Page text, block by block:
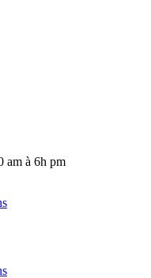
am à 6h pm